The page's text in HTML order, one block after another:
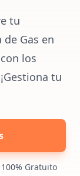
tu
Gas en
los
tu
Gratuito